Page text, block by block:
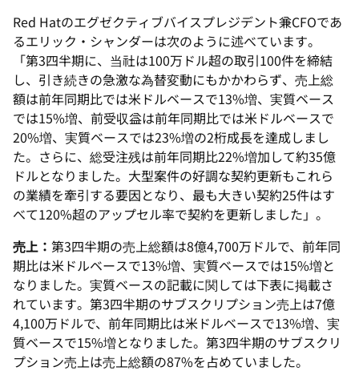
Red Hatのエグゼクティブバイスプレジデント兼CFOであ
るエリック・シャンダーは次のように述べています。
「第3四半期に、当社は100万ドル超の取引100件を締結
し、引き続きの急激な為替変動にもかかわらず、売上総
額は前年同期比では米ドルベースで13%増、実質ベース
では15%増、前受収益は前年同期比では米ドルベースで
20%増、実質ベースでは23%増の2桁成長を達成しまし
た。さらに、総受注残は前年同期比22%増加して約35億
ドルとなりました。大型案件の好調な契約更新もこれら
の業績を牽引する要因となり、最も大きい契約25件はす
べて120%超のアップセル率で契約を更新しました」。
売上： 第3四半期の売上総額は8億4,700万ドルで、前年同
期比は米ドルベースで13%増、実質ベースでは15%増と
なりました。実質ベースの記載に関しては下表に掲載さ
れています。第3四半期のサブスクリプション売上は7億
4,100万ドルで、前年同期比は米ドルベースで13%増、実
質ベースで15%増となりました。第3四半期のサブスクリ
プション売上は売上総額の87%を占めていました。